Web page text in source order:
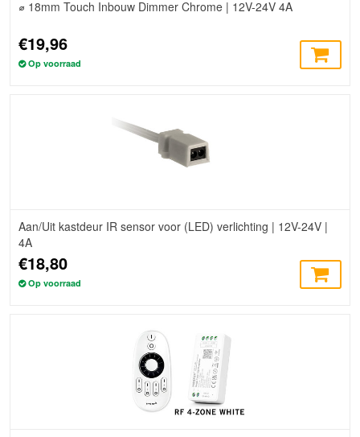
⌀ 18mm Touch Inbouw Dimmer Chrome | 12V-24V 4A
€19,96
Op voorraad
Aan/Uit kastdeur IR sensor voor (LED) verlichting | 12V-24V |
4A
€18,80
Op voorraad